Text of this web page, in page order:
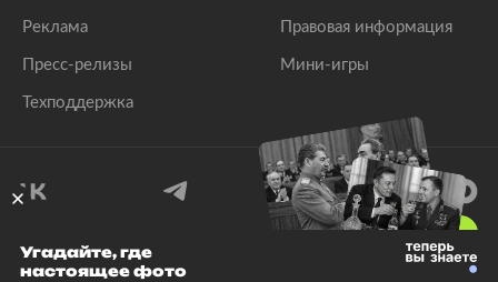
Реклама
Пресс-релизы
Техподдержка
Правовая информация
Мини-игры
© 1999–2026 Все права защищены.
Угадайте, где
настоящее фото